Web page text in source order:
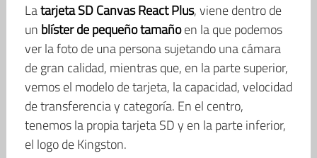
Latarjeta SD Canvas React Plus, viene dentro de
un blíster de pequeño tamañoen la que podemos
ver la foto de una persona sujetando una cámara
de gran calidad, mientras que, en la parte superior,
vemos el modelo de tarjeta, la capacidad, velocidad
de transferencia y categoría. En el centro,
tenemos la propia tarjeta SD y en la parte inferior,
el logo de Kingston.